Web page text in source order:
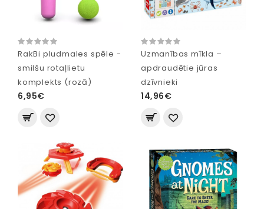
RakBi pludmales spēle -
smilšu rotaļlietu
komplekts (rozā)
6,95€
Uzmanības mīkla –
apdraudētie jūras
dzīvnieki
14,96€